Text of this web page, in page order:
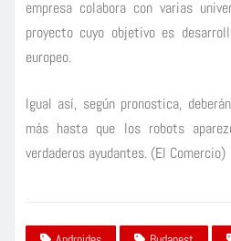
empresa colabora con varias
proyecto cuyo objetivo es
europeo.
Igual así, según pronostica,
más hasta que los robots
verdaderos ayudantes. (El Comercio)